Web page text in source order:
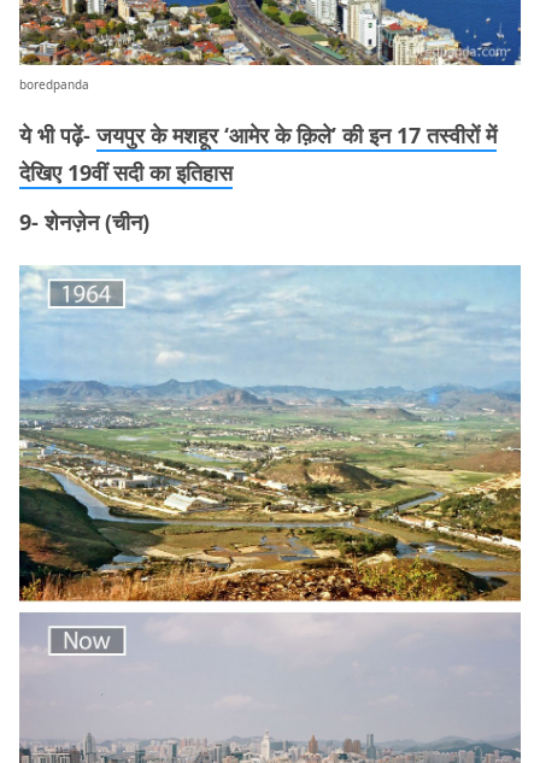
boredpanda
ये भी पढ़ें-जयपुर के मशहूर ‘आमेर के क़िले’ की इन 17 तस्वीरों में
देखिए 19वीं सदी का इतिहास
9- शेनज़ेन (चीन)